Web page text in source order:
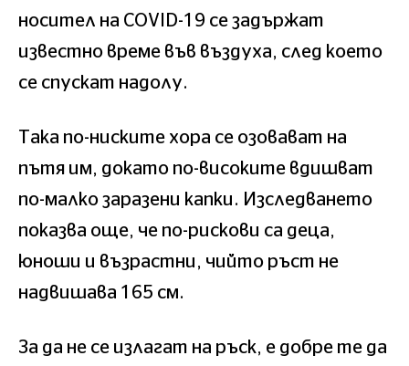
носител на COVID-19 се задържат
известно време във въздуха, след което
се спускат надолу.
Така по-ниските хора се озовават на
пътя им, докато по-високите вдишват
по-малко заразени капки. Изследването
показва още, че по-рискови са деца,
юноши и възрастни, чийто ръст не
надвишава 165 см.
За да не се излагат на ръск, е добре те да